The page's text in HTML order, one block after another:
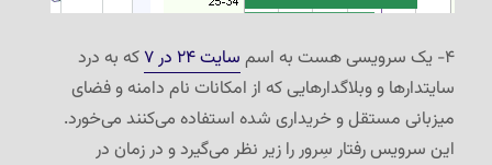
۴- یک سرویسی هست به اسم سایت ۲۴ در ۷
که به درد
سایتدارها و وبلاگدارهایی که از امکانات نام دامنه و فضای
میزبانی مستقل و خریداری شده استفاده می‌کنند می‌خورد.
این سرویس رفتار سِرور را زیر نظر می‌گیرد و در زمان در